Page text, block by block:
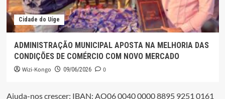
Cidade do Uíge
ADMINISTRAÇÃO MUNICIPAL APOSTA NA MELHORIA DAS
CONDIÇÕES DE COMÉRCIO COM NOVO MERCADO
Wizi-Kongo 09/06/2026 0
Ajuda-nos crescer: IBAN: AO06 0040 0000 8895 9251 0161